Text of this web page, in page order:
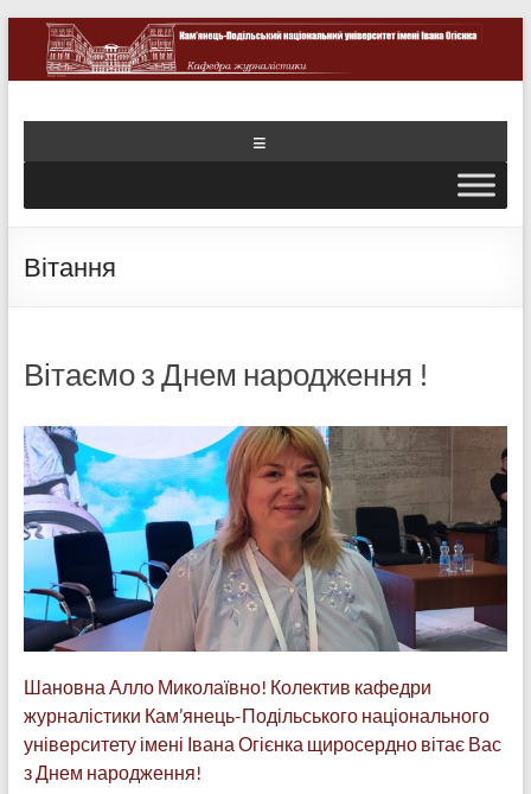
Вітання
Вітаємо з Днем народження !
Шановна Алло Миколаївно! Колектив кафедри
журналістики Кам’янець-Подільського національного
університету імені Івана Огієнка щиросердно вітає Вас
з Днем народження!